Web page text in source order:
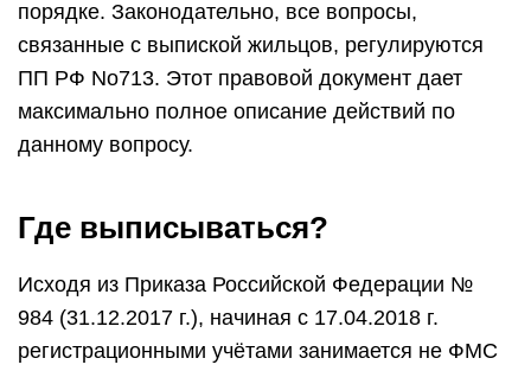
порядке. Законодательно, все вопросы,
связанные с выпиской жильцов, регулируются
ПП РФ No713. Этот правовой документ дает
максимально полное описание действий по
данному вопросу.
Где выписываться?
Исходя из Приказа Российской Федерации №
984 (31.12.2017 г.), начиная с 17.04.2018 г.
регистрационными учётами занимается не ФМС